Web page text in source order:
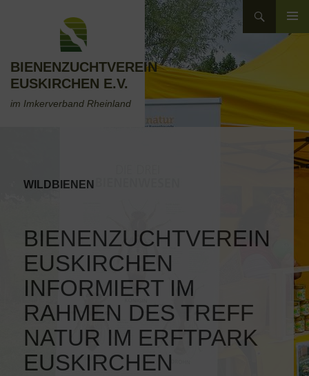
BIENENZUCHTVEREIN
EUSKIRCHEN E.V.
im Imkerverband Rheinland
WILDBIENEN
BIENENZUCHTVEREIN
EUSKIRCHEN
INFORMIERT IM
RAHMEN DES TREFF
NATUR IM ERFTPARK
EUSKIRCHEN